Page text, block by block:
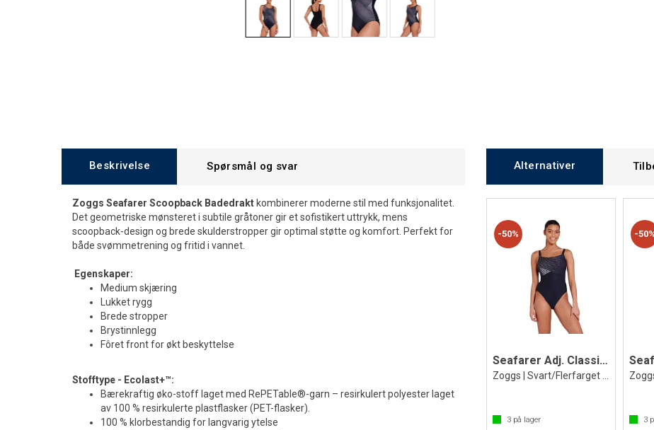
Beskrivelse Spørsmål og svar
Zoggs Seafarer Scoopback Badedrakt kombinerer moderne stil med funksjonalitet.
Det geometriske mønsteret i subtile gråtoner gir et sofistikert uttrykk, mens
scoopback-design og brede skulderstropper gir optimal støtte og komfort. Perfekt for
både svømmetrening og fritid i vannet.
Egenskaper:
Medium skjæring
Lukket rygg
Brede stropper
Brystinnlegg
Fôret front for økt beskyttelse
Stofftype - Ecolast+™:
Bærekraftig øko-stoff laget med RePETable®-garn – resirkulert polyester laget
av 100 % resirkulerte plastflasker (PET-flasker).
100 % klorbestandig for langvarig ytelse
Alternativer
50%
Seafarer Adj. Classicback Badedrakt
3 på lager
50%
3